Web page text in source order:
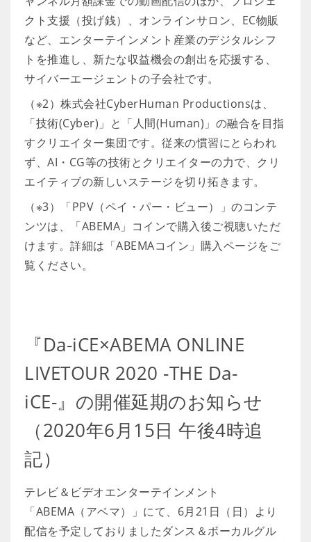
クト支援（投げ銭）、オンラインサロン、EC物販
など、エンターテインメント産業のデジタルシフ
トを推進し、新たな収益機会の創出を応援する、
サイバーエージェントの子会社です。
（※2）株式会社CyberHuman Productionsは、
「技術(Cyber)」と「人間(Human)」の融合を目指
すクリエイター集団です。従来の慣習にとらわれ
ず、AI・CG等の技術とクリエイターの力で、クリ
エイティブの新しいステージを切り拓きます。
（※3）「PPV（ペイ・パー・ビュー）」のコンテ
ンツは、「ABEMA」コインで購入後ご視聴いただ
けます。詳細は「ABEMAコイン」購入ページをご
覧ください。
『Da-iCE×ABEMA ONLINE
LIVETOUR 2020 -THE Da-
iCE-』の開催延期のお知らせ
（2020年6月15日 午後4時追
記）
テレビ＆ビデオエンターテインメント
「ABEMA（アベマ）」にて、6月21日（日）より
配信を予定しておりましたダンス＆ボーカルグル